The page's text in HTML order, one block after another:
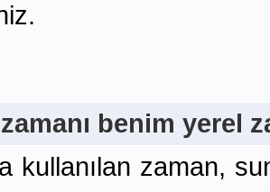
benim yerel
kullanılan zaman,